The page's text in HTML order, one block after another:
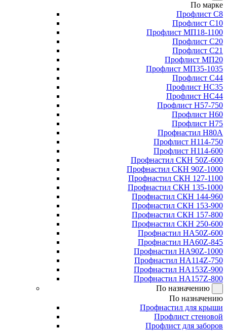
По марке
Профлист С8
Профлист С10
Профлист МП18-1100
Профлист С20
Профлист С21
Профлист МП20
Профлист МП35-1035
Профлист С44
Профлист НС35
Профлист НС44
Профлист Н57-750
Профлист Н60
Профлист Н75
Профнастил Н80А
Профлист Н114-750
Профлист Н114-600
Профнастил СКН 50Z-600
Профнастил СКН 90Z-1000
Профнастил СКН 127-1100
Профнастил СКН 135-1000
Профнастил СКН 144-960
Профнастил СКН 153-900
Профнастил СКН 157-800
Профнастил СКН 250-600
Профнастил НА50Z-600
Профнастил НА60Z-845
Профнастил НА90Z-1000
Профнастил НА114Z-750
Профнастил НА153Z-900
Профнастил НА157Z-800
По назначению
По назначению
Профнастил для крыши
Профлист стеновой
Профлист для заборов